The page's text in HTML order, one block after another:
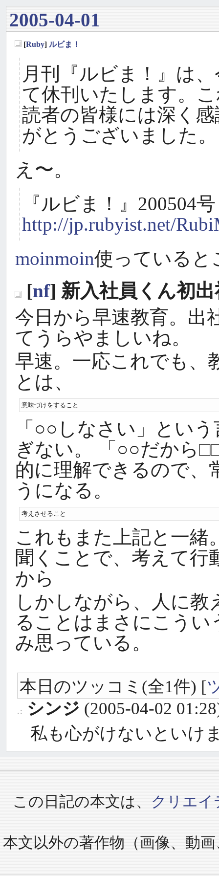
2005-04-01
[Ruby] ルビま！
月刊『ルビま！』は
て休刊いたします。
読者の皆様には深く
がとうございました。
え〜。
『ルビま！』200504
http://jp.rubyist.net/
moinmoin使っていると
[nf] 新入社員くん初出
今日から早速教育。出
てうらやましいね。
早速。一応これでも、
とは、
意味づけをすること
「○○しなさい」とい
ぎない。 「○○だから
的に理解できるので、
うになる。
考えさせること
これもまた上記と一
聞くことで、考えて行
から
しかしながら、人に
ることはまさにこう
み思っている。
本日のツッコミ(全1件) [
シンジ (2005-04-02
私も心がけないといけ
この日記の本文は、 クリエ
本文以外の著作物（画像、動